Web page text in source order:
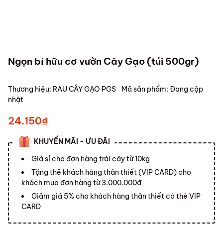
Ngọn bí hữu cơ vườn Cây Gạo (túi 500gr)
Thương hiệu: RAU CÂY GẠO PGS Mã sản phẩm: Đang cập
nhật
24.150₫
KHUYẾN MÃI - ƯU ĐÃI
Giá sỉ cho đơn hàng trái cây từ 10kg
Tặng thẻ khách hàng thân thiết (VIP CARD) cho
khách mua đơn hàng từ 3.000.000đ
Giảm giá 5% cho khách hàng thân thiết có thẻ VIP
CARD